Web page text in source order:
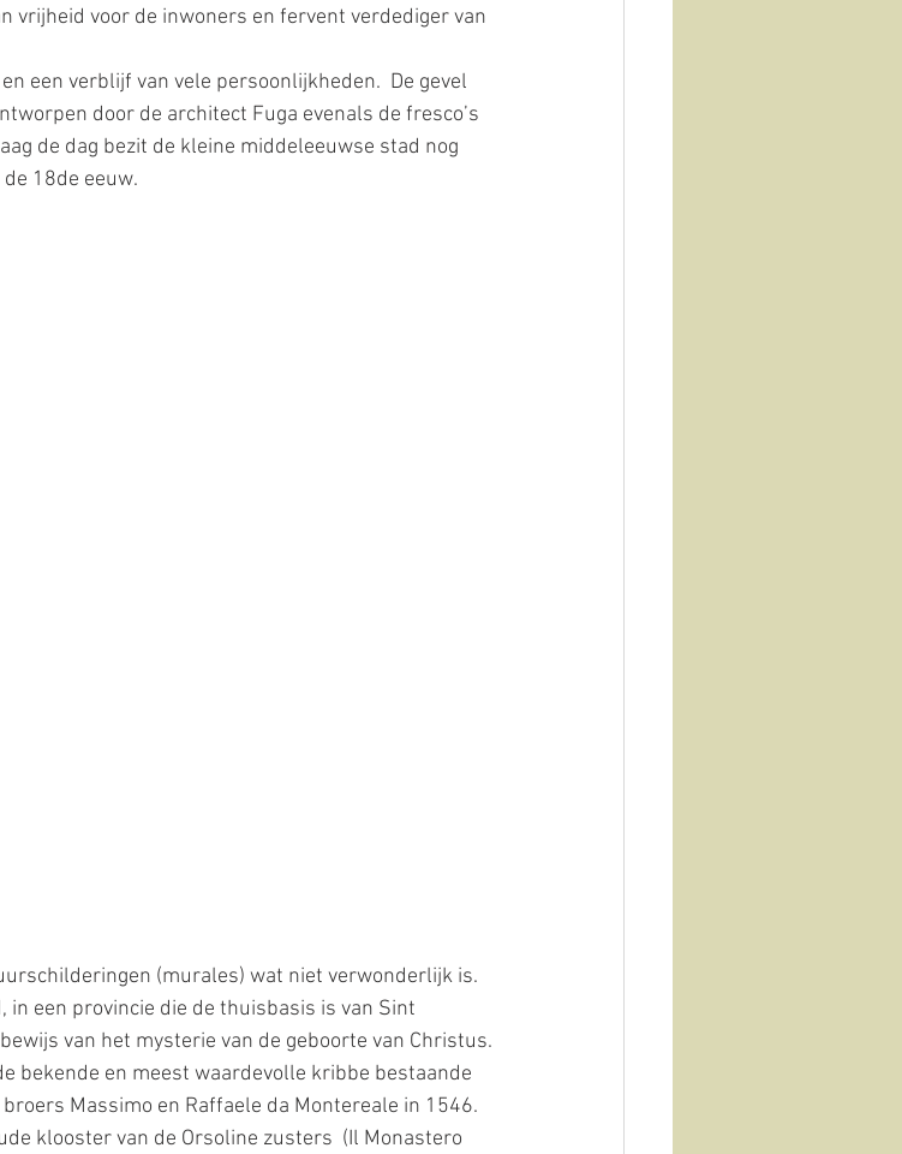
vrijheid voor de inwoners en fervent verdediger van
een verblijf van vele persoonlijkheden.  De gevel
door de architect Fuga evenals de fresco’s
de dag bezit de kleine middeleeuwse stad nog
18de eeuw.
(murales) wat niet verwonderlijk is.
een provincie die de thuisbasis is van Sint
van het mysterie van de geboorte van Christus.
bekende en meest waardevolle kribbe bestaande
Massimo en Raffaele da Montereale in 1546.
klooster van de Orsoline zusters  (Il Monastero